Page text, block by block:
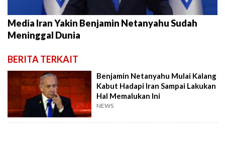
Media Iran Yakin Benjamin Netanyahu Sudah
Meninggal Dunia
BERITA TERKAIT
Benjamin Netanyahu Mulai Kalang
Kabut Hadapi Iran Sampai Lakukan
Hal Memalukan Ini
NEWS